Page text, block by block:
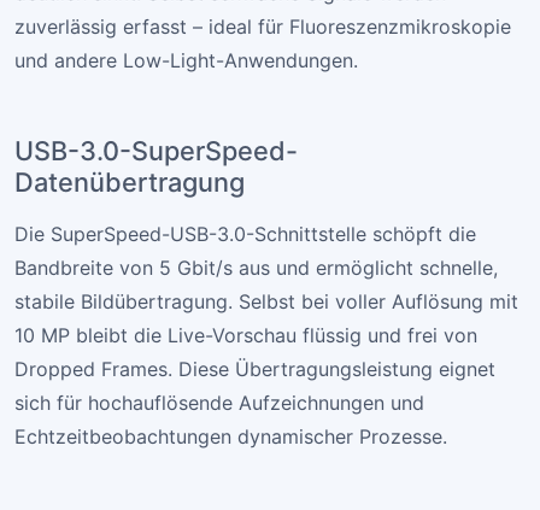
zuverlässig erfasst – ideal für Fluoreszenzmikroskopie
und andere Low-Light-Anwendungen.
USB-3.0-SuperSpeed-
Datenübertragung
Die SuperSpeed-USB-3.0-Schnittstelle schöpft die
Bandbreite von 5 Gbit/s aus und ermöglicht schnelle,
stabile Bildübertragung. Selbst bei voller Auflösung mit
10 MP bleibt die Live-Vorschau flüssig und frei von
Dropped Frames. Diese Übertragungsleistung eignet
sich für hochauflösende Aufzeichnungen und
Echtzeitbeobachtungen dynamischer Prozesse.